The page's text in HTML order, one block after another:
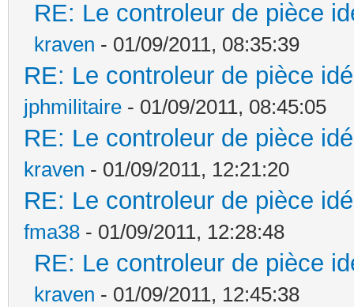
RE: Le controleur de pièce
kraven - 01/09/2011, 08:35:39
RE: Le controleur de pièce
jphmilitaire - 01/09/2011, 08:45:05
RE: Le controleur de pièce
kraven - 01/09/2011, 12:21:20
RE: Le controleur de pièce
fma38 - 01/09/2011, 12:28:48
RE: Le controleur de pièce
kraven - 01/09/2011, 12:45:38